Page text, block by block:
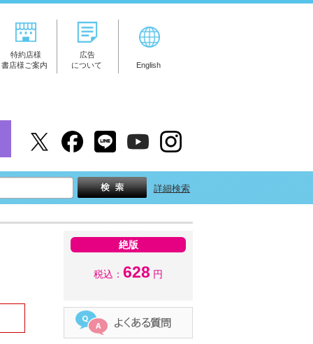
特約店様
書店様ご案内
広告
について
English
詳細検索
絶版
税込： 628 円